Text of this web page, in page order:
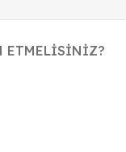
ETMELISINIZ?